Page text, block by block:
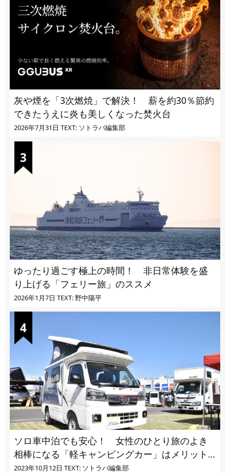
灰や煙を「3次燃焼」で解決！ 薪を約30％節約
できたうえに炎も美しくなった焚火台
2026年7月31日 TEXT: ソトラバ編集部
ゆったり過ごす極上の時間！ 非日常体験を盛
り上げる「フェリー旅」のススメ
2026年1月7日 TEXT: 野中陽平
ソロ車中泊でも安心！ 女性のひとり旅のよき
相棒になる「軽キャンピングカー」はメリット
ばかり
2023年10月12日 TEXT: ソトラバ編集部